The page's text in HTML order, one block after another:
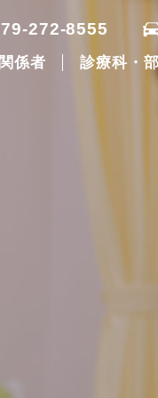
272-8555
係者 診療科・